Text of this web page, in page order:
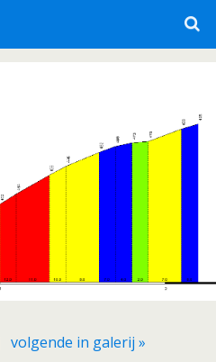
volgende in galerij »